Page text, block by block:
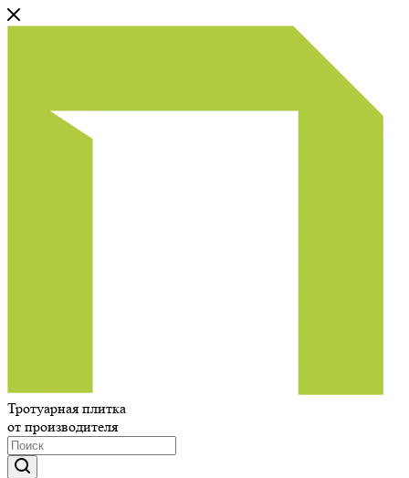
Тротуарная плитка
от производителя